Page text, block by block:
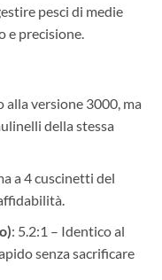
pesci di medie
e precisione.
alla versione 3000, ma
della stessa
a 4 cuscinetti del
: 5.2:1 – Identico al
senza sacrificare